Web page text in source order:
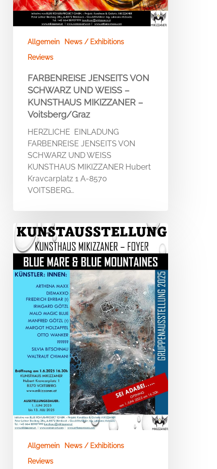
Allgemein
News / Exhibitions
Reviews
FARBENREISE JENSEITS VON
SCHWARZ UND WEISS –
KUNSTHAUS MIKIZZANER –
Voitsberg/Graz
HERZLICHE EINLADUNG
FARBENREISE JENSEITS VON
SCHWARZ UND WEISS
KUNSTHAUS MIKIZZANER Hubert
Kravcarplatz 1 A-8570
VOITSBERG…
BLUE
MARE
&
BLUE
MOUNTAINS
KUNSTHAUS
MIKIZZANER
Voitsberg/Graz
Allgemein
News / Exhibitions
Reviews